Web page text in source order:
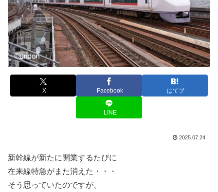
X Facebook はてブ
LINE
2025.07.24
新幹線が新たに開業するたびに
在来線特急がまた消えた・・・
そう思っていたのですが、